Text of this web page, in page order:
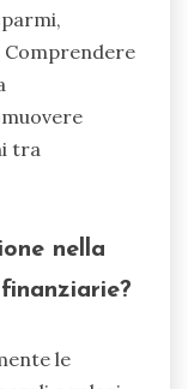
tra
nella
le